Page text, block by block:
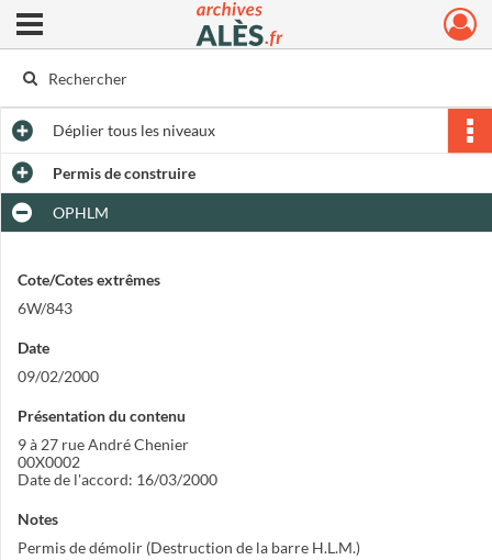
Archives municipales d'Alès
Ouvrir le menu déroulant
Dépliertous les niveaux
Permis de construire
OPHLM
Cote/Cotes extrêmes
6W/843
Date
09/02/2000
Présentation du contenu
9 à 27 rue André Chenier
00X0002
Date de l'accord: 16/03/2000
Notes
Permis de démolir (Destruction de la barre H.L.M.)